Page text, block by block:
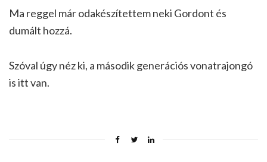
Ma reggel már odakészítettem neki Gordont és
dumált hozzá.
Szóval úgy néz ki, a második generációs vonatrajongó
is itt van.